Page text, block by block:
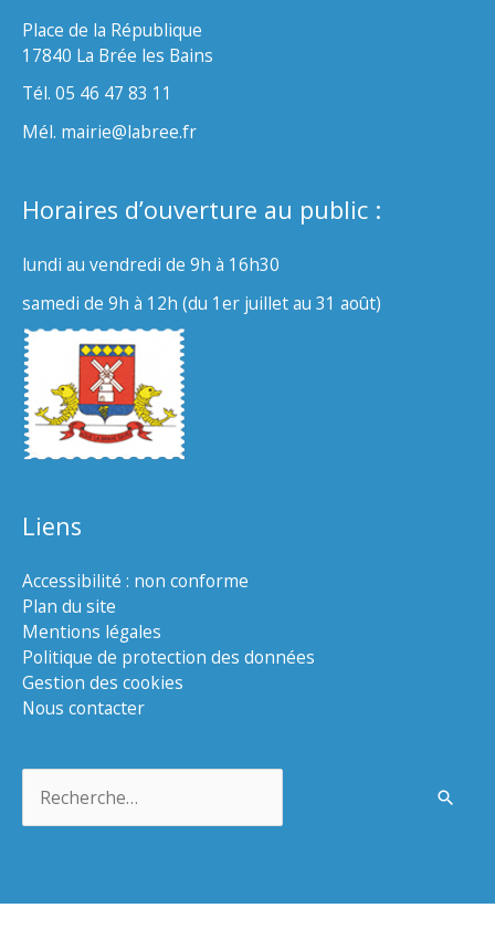
Place de la République
17840 La Brée les Bains
Tél. 05 46 47 83 11
Mél. mairie@labree.fr
Horaires d’ouverture au public :
lundi au vendredi de 9h à 16h30
samedi de 9h à 12h (du 1er juillet au 31 août)
Liens
Accessibilité : non conforme
Plan du site
Mentions légales
Politique de protection des données
Gestion des cookies
Nous contacter